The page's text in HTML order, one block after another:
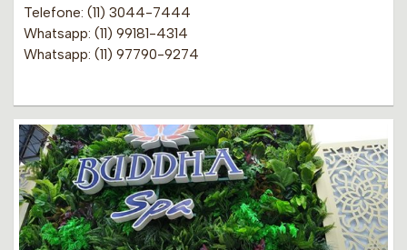
Telefone: (11) 3044-7444
Whatsapp: (11) 99181-4314
Whatsapp: (11) 97790-9274